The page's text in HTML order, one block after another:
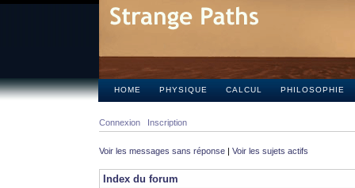
HOME PHYSIQUE CALCUL PHILOSOPHIE
Connexion Inscription
Voir les messages sans réponse | Voir les sujets actifs
Index du forum